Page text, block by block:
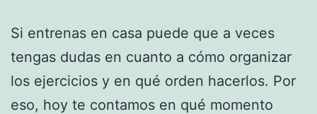
Si entrenas en casa puede que a veces
tengas dudas en cuanto a cómo organizar
los ejercicios y en qué orden hacerlos. Por
eso, hoy te contamos en qué momento